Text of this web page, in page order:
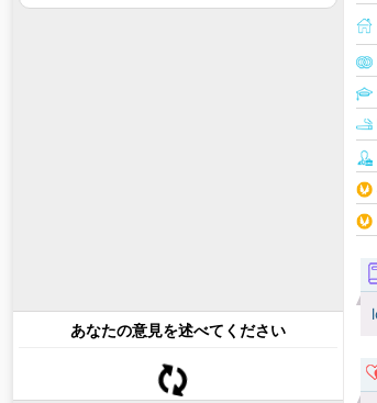
あなたの意見を述べてください